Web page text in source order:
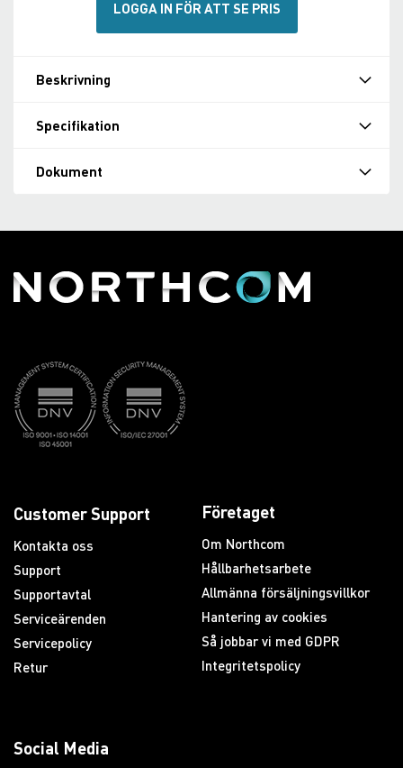
LOGGA IN FÖR ATT SE PRIS
Beskrivning
Specifikation
Dokument
Customer Support
Kontakta oss
Support
Supportavtal
Serviceärenden
Servicepolicy
Retur
Företaget
Om Northcom
Hållbarhetsarbete
Allmänna försäljningsvillkor
Hantering av cookies
Så jobbar vi med GDPR
Integritetspolicy
Social Media